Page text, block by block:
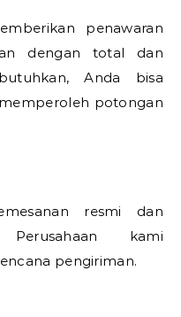
penawaran
dengan total dan
Anda bisa
potongan
resmi dan
Perusahaan kami
pengiriman.